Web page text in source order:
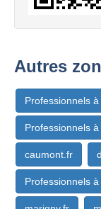
Autres
Professionnels
Professionnels
caumont.fr
Professionnels